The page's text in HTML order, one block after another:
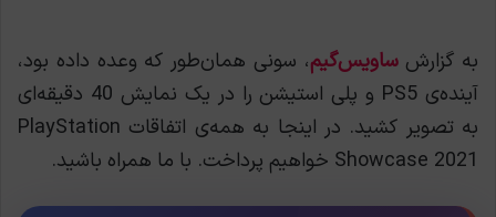
به گزارشساویس‌گیم، سونی همان‌طور که وعده داده بود،
آینده‌ی PS5 و پلی استیشن را در یک نمایش 40 دقیقه‌ای
به تصویر کشید. در اینجا به همه‌ی اتفاقات PlayStation
Showcase 2021 خواهیم پرداخت. با ما همراه باشید.